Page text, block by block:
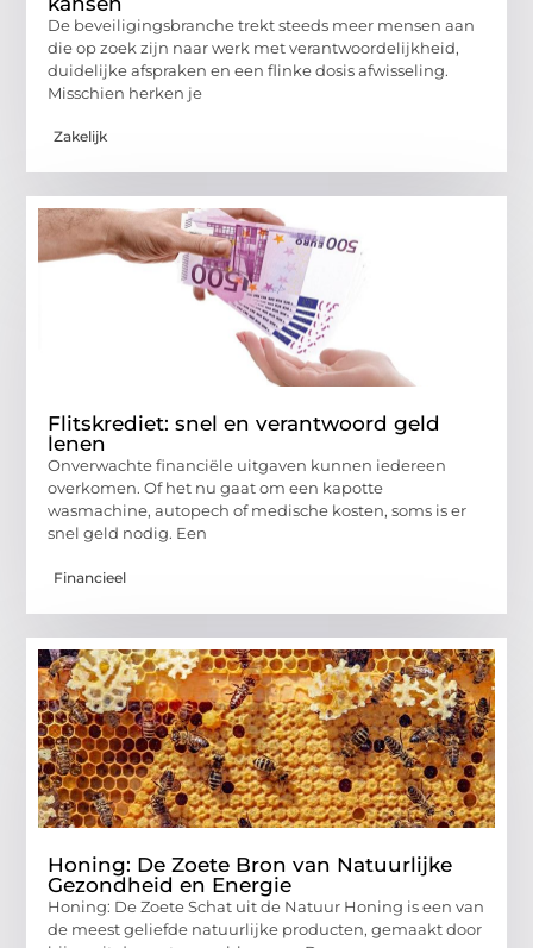
De beveiligingsbranche trekt steeds meer mensen aan
die op zoek zijn naar werk met verantwoordelijkheid,
duidelijke afspraken en een flinke dosis afwisseling.
Misschien herken je
Zakelijk
Flitskrediet: snel en verantwoord geld
lenen
Onverwachte financiële uitgaven kunnen iedereen
overkomen. Of het nu gaat om een kapotte
wasmachine, autopech of medische kosten, soms is er
snel geld nodig. Een
Financieel
Honing: De Zoete Bron van Natuurlijke
Gezondheid en Energie
Honing: De Zoete Schat uit de Natuur Honing is een van
de meest geliefde natuurlijke producten, gemaakt door